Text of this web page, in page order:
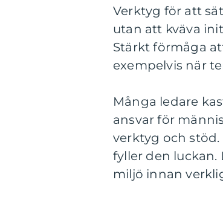
Verktyg för att
utan att kväva
Stärkt förmåga
exempelvis när
Många ledare
ansvar för
verktyg och
fyller den luckan.
miljö innan